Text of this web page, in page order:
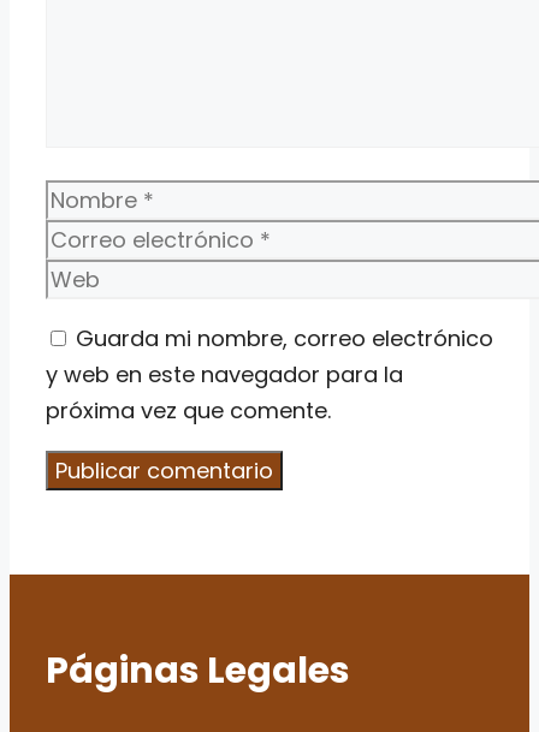
Nombre
Correo
electrónico
Web
Guarda mi nombre, correo electrónico
y web en este navegador para la
próxima vez que comente.
Páginas Legales